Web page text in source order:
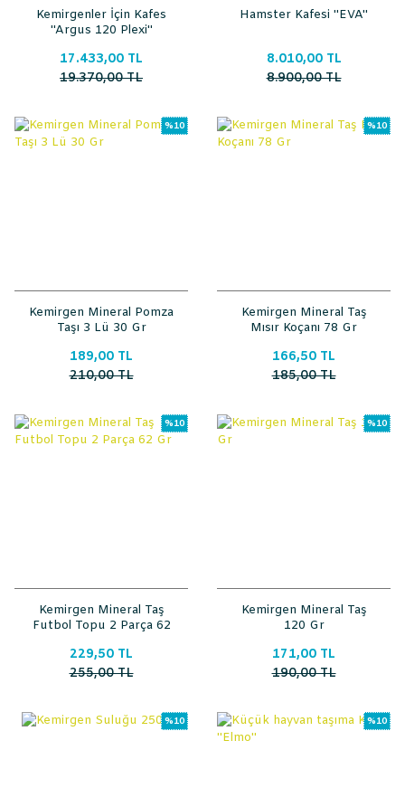
Kemirgenler İçin Kafes
''Argus 120 Plexi''
17.433,00 TL
19.370,00 TL
Hamster Kafesi ''EVA''
8.010,00 TL
8.900,00 TL
%10
Kemirgen Mineral Pomza
Taşı 3 Lü 30 Gr
189,00 TL
210,00 TL
%10
Kemirgen Mineral Taş
Mısır Koçanı 78 Gr
166,50 TL
185,00 TL
%10
Kemirgen Mineral Taş
Futbol Topu 2 Parça 62
229,50 TL
255,00 TL
%10
Kemirgen Mineral Taş
120 Gr
171,00 TL
190,00 TL
%10 %10